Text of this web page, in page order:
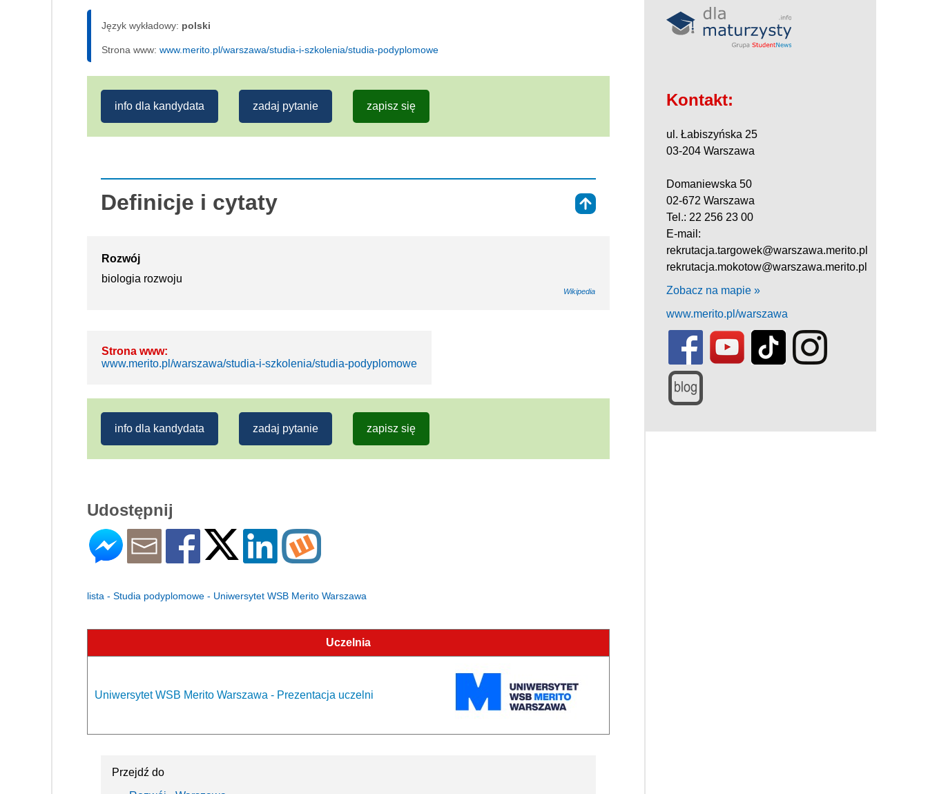
Język wykładowy: polski
Strona www: www.merito.pl/warszawa/studia-i-szkolenia/studia-podyplomowe
info dla kandydata zadaj pytanie zapisz się
Definicje i cytaty
Rozwój
biologia rozwoju
Wikipedia
Strona www:
www.merito.pl/warszawa/studia-i-szkolenia/studia-podyplomowe
info dla kandydata zadaj pytanie zapisz się
Udostępnij
lista - Studia podyplomowe - Uniwersytet WSB Merito Warszawa
Uczelnia
Uniwersytet WSB Merito Warszawa - Prezentacja uczelni
Przejdź do
Kontakt:
ul. Łabiszyńska 25
03-204 Warszawa
Domaniewska 50
02-672 Warszawa
Tel.: 22 256 23 00
E-mail:
rekrutacja.targowek@warszawa.merito.pl
rekrutacja.mokotow@warszawa.merito.pl
Zobacz na mapie »
www.merito.pl/warszawa